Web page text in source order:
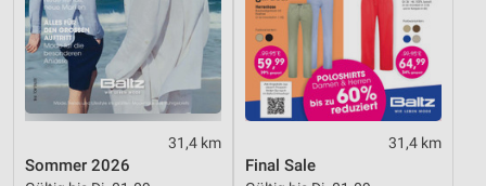
31,4 km
Sommer 2026
31,4 km
Final Sale